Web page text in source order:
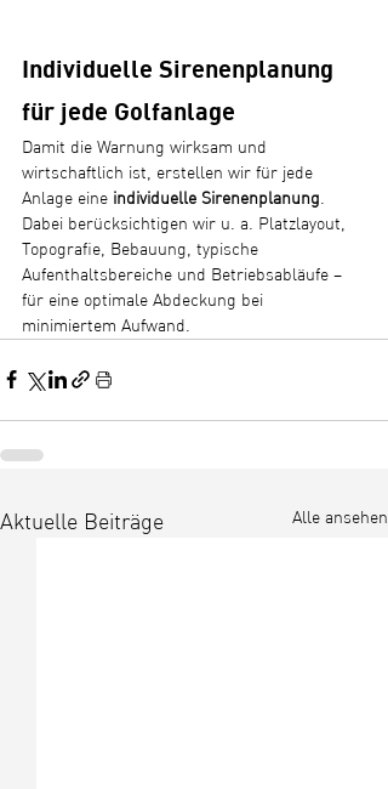
Individuelle Sirenenplanung
für jede Golfanlage
Damit die Warnung wirksam und
wirtschaftlich ist, erstellen wir für jede
Anlage eine individuelle Sirenenplanung.
Dabei berücksichtigen wir u. a. Platzlayout,
Topografie, Bebauung, typische
Aufenthaltsbereiche und Betriebsabläufe –
für eine optimale Abdeckung bei
minimiertem Aufwand.
Aktuelle Beiträge Alle ansehen